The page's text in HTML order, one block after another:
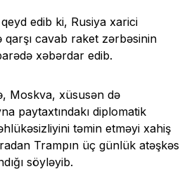
edib ki, Rusiya xarici
qarşı cavab raket zərbəsinin
xəbərdar edib.
Moskva, xüsusən də
paytaxtındakı diplomatik
təmin etməyi xahiş
Trampın üç günlük atəşkəs
söyləyib.